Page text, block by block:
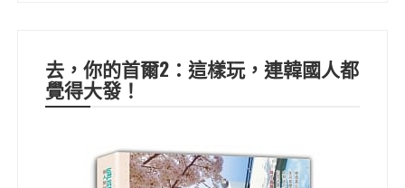
去，你的首爾2：這樣玩，連韓國人都
覺得大發！